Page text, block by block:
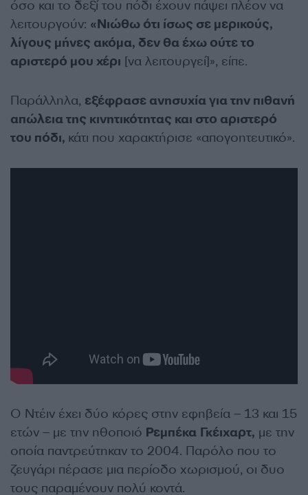
όσο και το δεξί του πόδι έχουν πάψει πλέον να
λειτουργούν: «Νιώθω ότι ίσως σε μερικούς,
λίγους μήνες ακόμα, δεν θα έχω ούτε το
αριστερό μου χέρι [να λειτουργεί]», είπε.
Παράλληλα, εξέφρασε ανησυχία για την πιθανή
απώλεια της κινητικότητας και στο αριστερό
του πόδι, κάτι που χαρακτήρισε «απογοητευτικό».
Ο Ντέιν έχει δύο κόρες στην εφηβεία – 13 και 15
ετών – με την ηθοποιό Ρεμπέκα Γκέιχαρτ, με την
οποία παντρεύτηκαν το 2004. Παρόλο που το
ζευγάρι πέρασε μια περίοδο χωρισμού, οι δυο
τους παραμένουν πολύ κοντά.